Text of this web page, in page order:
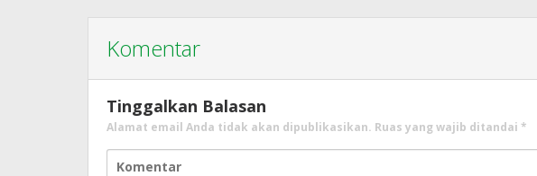
Komentar
Tinggalkan Balasan
Alamat email Anda tidak akan dipublikasikan. Ruas yang wajib ditandai *